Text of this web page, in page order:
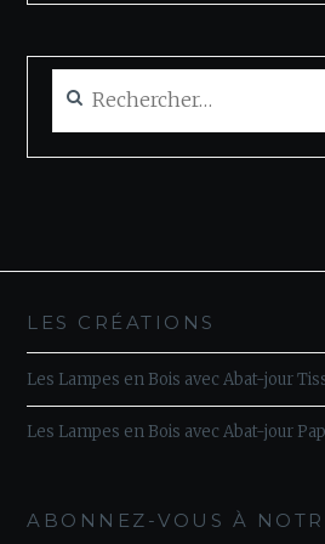
LES CRÉATIONS
Les Lampes en Bois avec Abat-jour
Les Lampes en Bois avec Abat-jour
ABONNEZ-VOUS À